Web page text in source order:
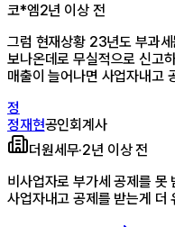
코*엠2년 이상 전
그럼 현재상황 23년도 부과
보나온데로 무실적으로 신고
매출이 늘어나면 사업자내고
정
정재현공인회계사
더원세무·2년 이상 전
비사업자로 부가세 공제를 못
사업자내고 공제를 받는게 더